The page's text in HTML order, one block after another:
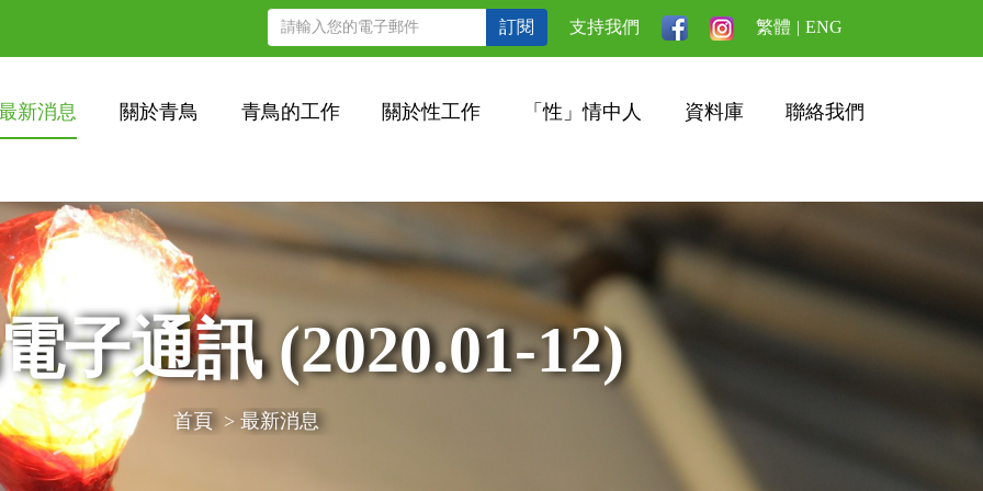
訂閱 支持我們 繁體 | ENG
新消息 關於青鳥 青鳥的工作 關於性工作 「性」情中人 資料庫 聯絡我們
子通訊 (2020.01-12)
首頁 > 最新消息